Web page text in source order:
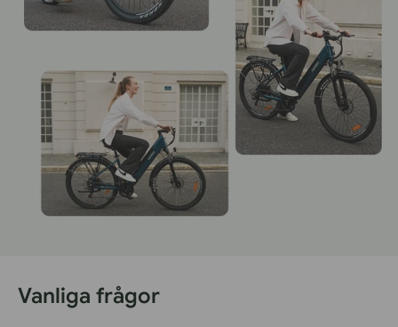
Vanliga frågor